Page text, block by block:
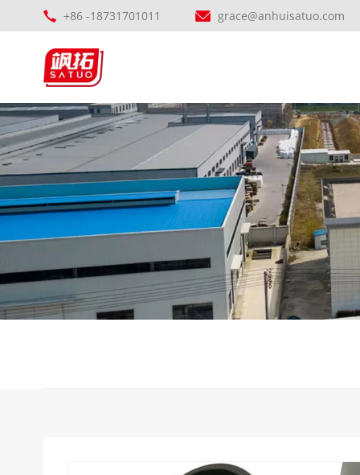
+86 -18731701011 grace@anhuisatuo.com